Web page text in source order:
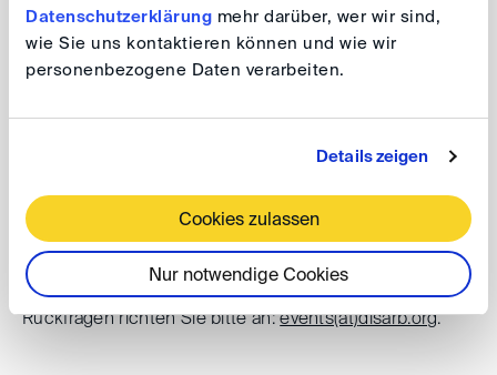
Datenschutzerklärung mehr darüber, wer wir sind,
wie Sie uns kontaktieren können und wie wir
personenbezogene Daten verarbeiten.
Details zeigen
Cookies zulassen
Nur notwendige Cookies
BMJV/DIS-Konferenz 2027
Ort: Karlsburg Durlach, Pfinztalstraße 33, 76227
Weitere Informationen folgen.
Kalendereintrag
Rückfragen richten Sie bitte an:events(at)disarb.org.